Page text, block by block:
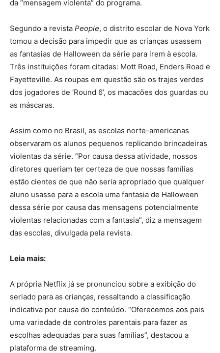
da “mensagem violenta” do programa.
Segundo a revista People, o distrito escolar de Nova York
tomou a decisão para impedir que as crianças usassem
as fantasias de Halloween da série para irem à escola.
Três instituições foram citadas: Mott Road, Enders Road e
Fayetteville. As roupas em questão são os trajes verdes
dos jogadores de ‘Round 6’, os macacões dos guardas ou
as máscaras.
Assim como no Brasil, as escolas norte-americanas
observaram os alunos pequenos replicando brincadeiras
violentas da série. “Por causa dessa atividade, nossos
diretores queriam ter certeza de que nossas famílias
estão cientes de que não seria apropriado que qualquer
aluno usasse para a escola uma fantasia de Halloween
dessa série por causa das mensagens potencialmente
violentas relacionadas com a fantasia”, diz a mensagem
das escolas, divulgada pela revista.
Leia mais:
A própria Netflix já se pronunciou sobre a exibição do
seriado para as crianças, ressaltando a classificação
indicativa por causa do conteúdo. “Oferecemos aos pais
uma variedade de controles parentais para fazer as
escolhas adequadas para suas famílias”, destacou a
plataforma de streaming.